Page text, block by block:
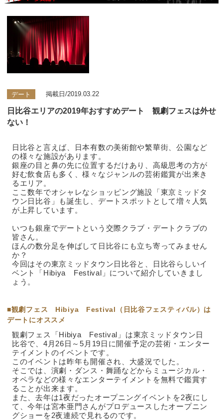
デート 掲載日/2019.03.22
日比谷エリアの2019年おすすめデート 観劇フェスは外せ
ない！
日比谷と言えば、日本有数の美術館や繁華街、公園など
の様々な施設があります。
銀座の目と鼻の先に位置するだけあり、高級思考の方が
好む飲食店も多く、様々なジャンルの芸術鑑賞が出来き
るエリア。
ここ数年でオシャレなショッピング施設「東京ミッドタ
ウン日比谷」も誕生し、デートスポットとして増々人気
が上昇しています。
いつも銀座でデートという交際クラブ・デートクラブの
皆さん。
ほんの数分足を伸ばして日比谷にも立ち寄ってみません
か？
今回はその東京ミッドタウン日比谷と、日比谷らしいイ
ベント「Hibiya Festival」について紹介していきまし
ょう。
■観劇フェス Hibiya Festival（日比谷フェスティバル）は
デートにオススメ
観劇フェス「Hibiya Festival」は東京ミッドタウン日
比谷で、4月26日～5月19日に開催予定の芸術・エンター
テイメントのイベントです。
このイベントは昨年も開催され、大盛況でした。
そこでは、演劇・ダンス・舞踊などからミュージカル・
オペラなどの様々なエンターテイメントを無料で鑑賞す
ることが出来ます。
また、去年は1夜だったオープニングイベントを2夜にし
て、今年は宮本亜門さんがプロデュースしたオープニン
グショーを2夜連続で見れるのです。